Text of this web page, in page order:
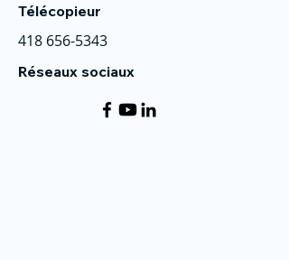
Télécopieur
418 656-5343
Réseaux sociaux